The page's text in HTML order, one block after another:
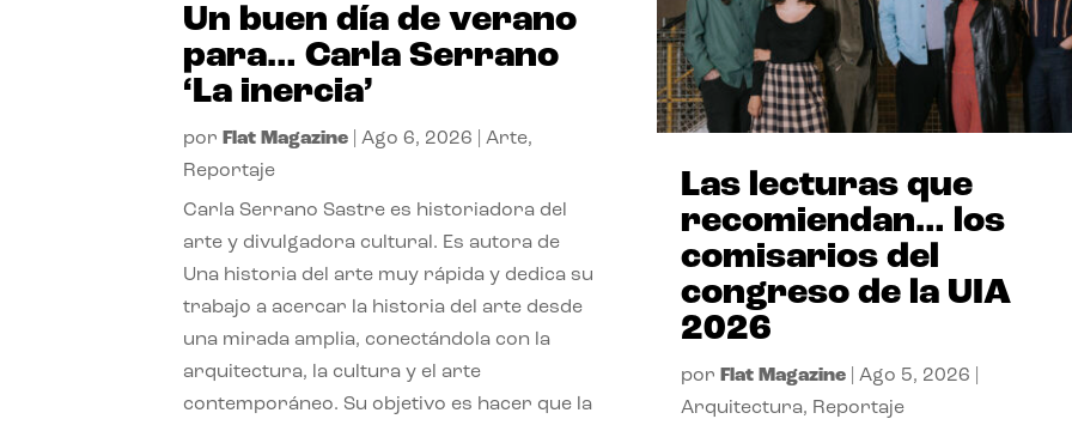
Un buen día de verano
para… Carla Serrano
‘La inercia’
por Flat Magazine |Ago 6, 2026 |Arte,
Reportaje
Carla Serrano Sastre es historiadora del
arte y divulgadora cultural. Es autora de
Una historia del arte muy rápida y dedica su
trabajo a acercar la historia del arte desde
una mirada amplia, conectándola con la
arquitectura, la cultura y el arte
contemporáneo. Su objetivo es hacer que la
Las lecturas que
recomiendan… los
comisarios del
congreso de la UIA
2026
por Flat Magazine| Ago 5, 2026
Arquitectura, Reportaje